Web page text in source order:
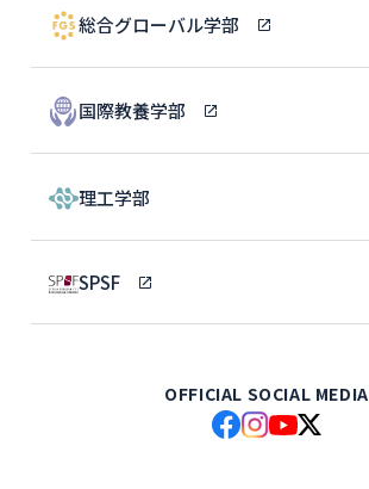
総合グローバル学部
国際教養学部
理工学部
SPSF
OFFICIAL SOCIAL MEDIA